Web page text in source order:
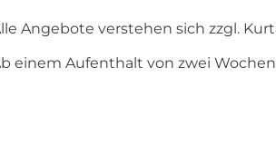
Angebote verstehen sich zzgl.
einem Aufenthalt von zwei